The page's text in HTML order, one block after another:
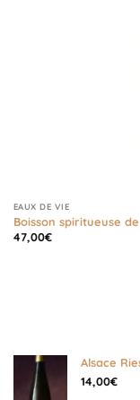
EAUX DE VIE
Boisson spiritueuse
47,00€
Alsace
14,00€